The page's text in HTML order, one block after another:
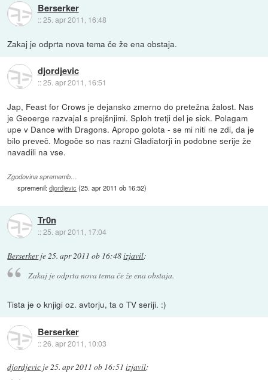
Berserker
::25. apr 2011, 16:48
Zakaj je odprta nova tema če že ena obstaja.
djordjevic
::25. apr 2011, 16:51
Jap, Feast for Crows je dejansko zmerno do pretežna žalost. Nas
je Geoerge razvajal s prejšnjimi. Sploh tretji del je sick. Polagam
upe v Dance with Dragons. Apropo golota - se mi niti ne zdi, da je
bilo preveč. Mogoče so nas razni Gladiatorji in podobne serije že
navadili na vse.
Zgodovina sprememb…
spremenil:djordjevic (25. apr 2011 ob 16:52)
Tr0n
::25. apr 2011, 17:04
Berserkerje25. apr 2011 ob 16:48izjavil:
Zakaj je odprta nova tema če že ena obstaja.
Tista je o knjigi oz. avtorju, ta o TV seriji. :)
Berserker
::26. apr 2011, 10:03
djordjevic je25. apr 2011 ob 16:51 izjavil: